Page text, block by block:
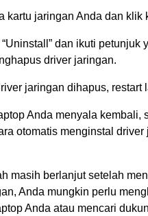
kartu jaringan Anda dan klik
dan ikuti petunjuk
driver jaringan.
jaringan dihapus, restart
Anda menyala kembali,
otomatis menginstal driver
masih berlanjut setelah
Anda mungkin perlu
Anda atau mencari